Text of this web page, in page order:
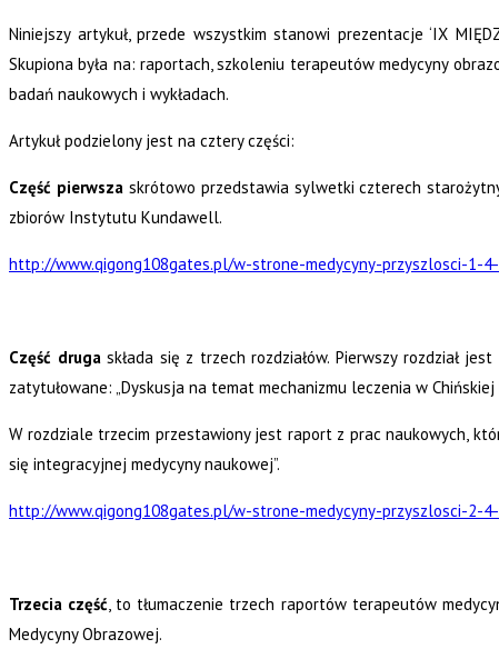
Niniejszy artykuł, przede wszystkim stanowi prezentacje ‘IX
Skupiona była na: raportach, szkoleniu terapeutów medycyny
badań naukowych i wykładach.
Artykuł podzielony jest na cztery części:
Część pierwszaskrótowo przedstawia sylwetki czterech
zbiorów Instytutu Kundawell.
http://www.qigong108gates.pl/w-strone-medycyny-przyszlosci-1-
Część drugaskłada się z trzech rozdziałów. Pierwszy rozdział
zatytułowane: „Dyskusja na temat mechanizmu leczenia w Chińskiej
W rozdziale trzecim przestawiony jest raport z prac naukowych,
się integracyjnej medycyny naukowej”.
http://www.qigong108gates.pl/w-strone-medycyny-przyszlosci-2-
Trzecia część, to tłumaczenie trzech raportów terapeutów
Medycyny Obrazowej.